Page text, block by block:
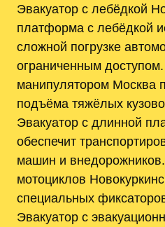
Эвакуатор с лебёдкой
платформа с лебёдкой
сложной погрузке
ограниченным
манипулятором Москва
подъёма тяжёлых
Эвакуатор с длинной
обеспечит
машин и
мотоциклов
специальных
Эвакуатор с